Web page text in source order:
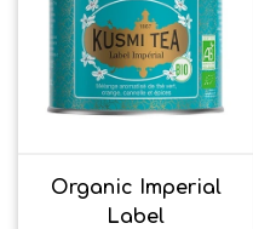
Organic Imperial
Label